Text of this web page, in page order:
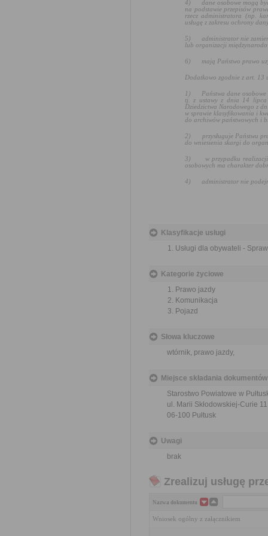
4) dane osobowe mogą
na podstawie przepisów
rzecz administratora (np.
usługę z zakresu ochrony
5) administrator nie
lub organizacji
6) mają Państwo prawo
Dodatkowo zgodnie z art. 13
1) Państwa dane
tj. z ustawy z dnia 14 lipca
Dziedzictwa Narodowego z
w sprawie klasyfikowania i
do archiwów państwowych i
2)
przysługuje Państwu
do wniesienia skargi do
3) w przypadku
osobowych ma charakter
4) administrator nie
Klasyfikacje usługi
Usługi dla obywateli -
Kategorie życiowe
Prawo jazdy
Komunikacja
Pojazd
Słowa kluczowe
wtórnik, prawo jazdy,
Miejsce składania dokumentów
Starostwo Powiatowe w
ul. Marii Skłodowskiej-Curie 11
06-100 Pułtusk
Uwagi
brak
Zrealizuj usługę
Nazwa dokumentu
Wniosek ogólny z załącznikiem